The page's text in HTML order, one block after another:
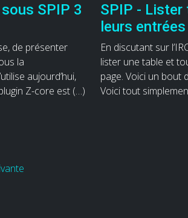
SPIP 3
de présenter
la
aujourd’hui,
Z-core est (…)
SPIP -
leurs entrées
En discutant sur
lister une table et
page. Voici un bout
Voici tout